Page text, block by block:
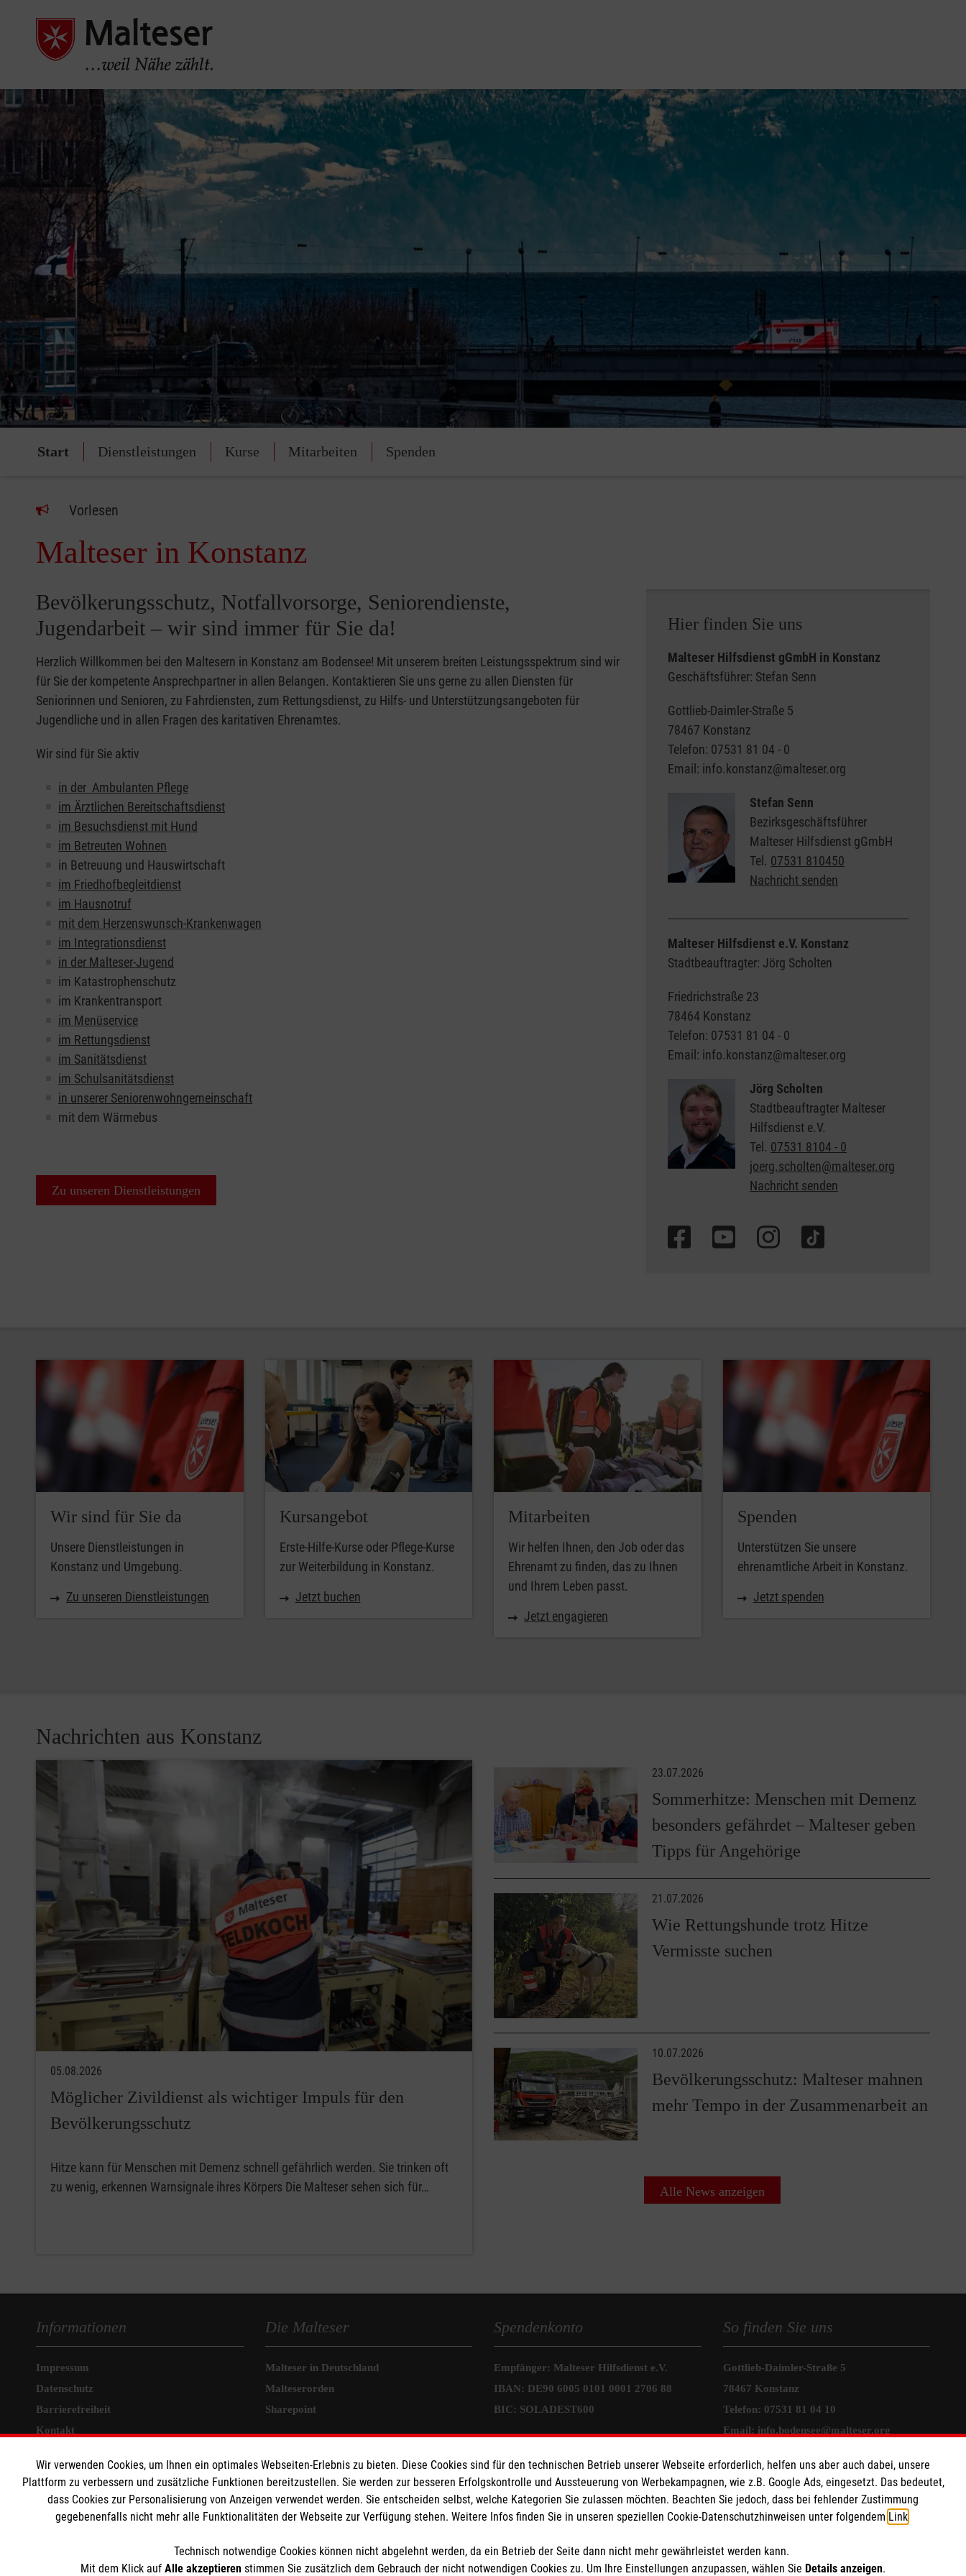
Start Dienstleistungen Kurse Mitarbeiten Spenden
Vorlesen
Malteser in Konstanz
Bevölkerungsschutz, Notfallvorsorge, Seniorendienste,
Jugendarbeit – wir sind immer für Sie da!
Herzlich Willkommen bei den Maltesern in Konstanz am Bodensee! Mit unserem breiten Leistungsspektrum sind wir
für Sie der kompetente Ansprechpartner in allen Belangen. Kontaktieren Sie uns gerne zu allen Diensten für
Seniorinnen und Senioren, zu Fahrdiensten, zum Rettungsdienst, zu Hilfs- und Unterstützungsangeboten für
Jugendliche und in allen Fragen des karitativen Ehrenamtes.
Wir sind für Sie aktiv
in der Ambulanten Pflege
im Ärztlichen Bereitschaftsdienst
im Besuchsdienst mit Hund
im Betreuten Wohnen
in Betreuung und Hauswirtschaft
im Friedhofbegleitdienst
im Hausnotruf
mit dem Herzenswunsch-Krankenwagen
im Integrationsdienst
in der Malteser-Jugend
im Katastrophenschutz
im Krankentransport
im Menüservice
im Rettungsdienst
im Sanitätsdienst
im Schulsanitätsdienst
in unserer Seniorenwohngemeinschaft
mit dem Wärmebus
Zu unseren Dienstleistungen
Hier finden Sie uns
Malteser Hilfsdienst gGmbH in Konstanz
Geschäftsführer: Stefan Senn
Gottlieb-Daimler-Straße 5
78467 Konstanz
Telefon: 07531 81 04 - 0
Email: info.konstanz@malteser.org
Stefan Senn
Bezirksgeschäftsführer
Malteser Hilfsdienst gGmbH
Tel. 07531 810450
Nachricht senden
Malteser Hilfsdienst e.V. Konstanz
Stadtbeauftragter: Jörg Scholten
Friedrichstraße 23
78464 Konstanz
Telefon: 07531 81 04 - 0
Email: info.konstanz@malteser.org
Jörg Scholten
Stadtbeauftragter Malteser
Hilfsdienst e.V.
Tel. 07531 8104 - 0
joerg.scholten@malteser.org
Nachricht senden
Wir sind für Sie da
Unsere Dienstleistungen in
Konstanz und Umgebung.
Zu unseren Dienstleistungen
Kursangebot
Erste-Hilfe-Kurse oder Pflege-Kurse
zur Weiterbildung in Konstanz.
Jetzt buchen
Mitarbeiten
Wir helfen Ihnen, den Job oder das
Ehrenamt zu finden, das zu Ihnen
und Ihrem Leben passt.
Jetzt engagieren
Spenden
Unterstützen Sie unsere
ehrenamtliche Arbeit in Konstanz.
Jetzt spenden
Nachrichten aus Konstanz
05.08.2026
Möglicher Zivildienst als wichtiger Impuls für den
Bevölkerungsschutz
Hitze kann für Menschen mit Demenz schnell gefährlich werden. Sie trinken oft
zu wenig, erkennen Warnsignale ihres Körpers Die Malteser sehen sich für…
23.07.2026
Sommerhitze: Menschen mit Demenz
besonders gefährdet – Malteser geben
Tipps für Angehörige
21.07.2026
Wie Rettungshunde trotz Hitze
Vermisste suchen
10.07.2026
Bevölkerungsschutz: Malteser mahnen
mehr Tempo in der Zusammenarbeit an
Alle News anzeigen
Informationen
Impressum
Datenschutz
Barrierefreiheit
Kontakt
Die Malteser
Malteser in Deutschland
Malteserorden
Sharepoint
Spendenkonto
Empfänger: Malteser Hilfsdienst e.V.
IBAN: DE90 6005 0101 0001 2706 88
BIC: SOLADEST600
So finden Sie uns
Gottlieb-Daimler-Straße 5
78467 Konstanz
Telefon: 07531 81 04 10
Email: info.bodensee@malteser.org
Friedrichstraße 23
78464 Konstanz
Telefon: 07531 8104 0
Wir verwenden Cookies, um Ihnen ein optimales Webseiten-Erlebnis zu bieten. Diese Cookies sind für den technischen Betrieb unserer Webseite erforderlich, helfen uns aber auch dabei, unsere
Plattform zu verbessern und zusätzliche Funktionen bereitzustellen. Sie werden zur besseren Erfolgskontrolle und Aussteuerung von Werbekampagnen, wie z.B. Google Ads, eingesetzt. Das bedeutet,
dass Cookies zur Personalisierung von Anzeigen verwendet werden. Sie entscheiden selbst, welche Kategorien Sie zulassen möchten. Beachten Sie jedoch, dass bei fehlender Zustimmung
gegebenenfalls nicht mehr alle Funktionalitäten der Webseite zur Verfügung stehen. Weitere Infos finden Sie in unseren speziellen Cookie-Datenschutzhinweisen unter folgendem Link
Technisch notwendige Cookies können nicht abgelehnt werden, da ein Betrieb der Seite dann nicht mehr gewährleistet werden kann.
Mit dem Klick auf Alle akzeptieren stimmen Sie zusätzlich dem Gebrauch der nicht notwendigen Cookies zu. Um Ihre Einstellungen anzupassen, wählen Sie Details anzeigen.